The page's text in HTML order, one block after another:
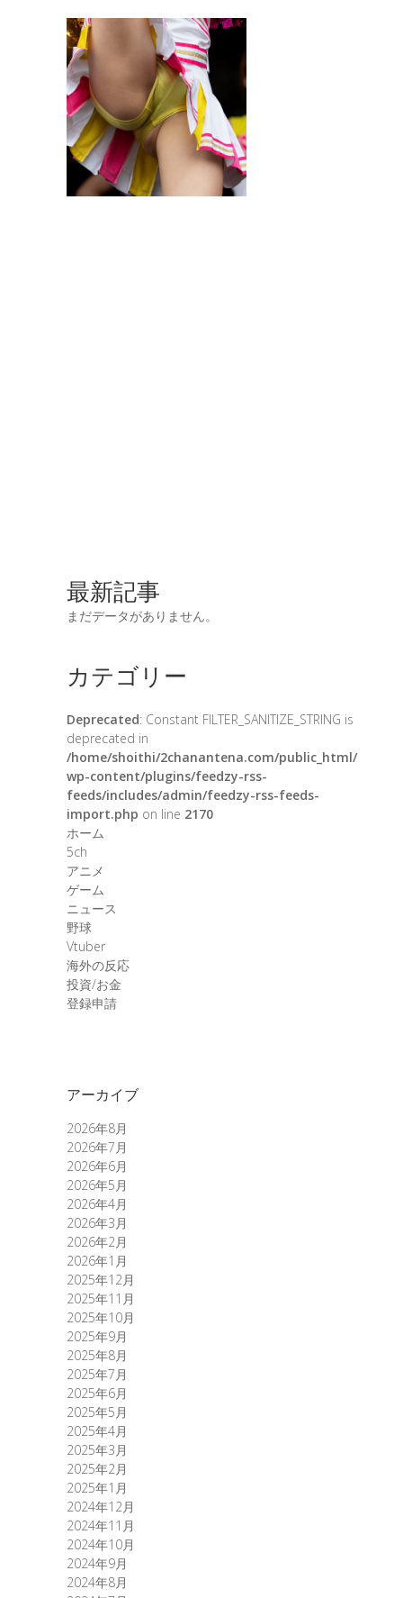
最新記事
まだデータがありません。
カテゴリー
Deprecated: Constant FILTER_SANITIZE_STRING is
deprecated in
/home/shoithi/2chanantena.com/public_html/
wp-content/plugins/feedzy-rss-
feeds/includes/admin/feedzy-rss-feeds-
import.php on line 2170
ホーム
5ch
アニメ
ゲーム
ニュース
野球
Vtuber
海外の反応
投資/お金
登録申請
アーカイブ
2026年8月
2026年7月
2026年6月
2026年5月
2026年4月
2026年3月
2026年2月
2026年1月
2025年12月
2025年11月
2025年10月
2025年9月
2025年8月
2025年7月
2025年6月
2025年5月
2025年4月
2025年3月
2025年2月
2025年1月
2024年12月
2024年11月
2024年10月
2024年9月
2024年8月